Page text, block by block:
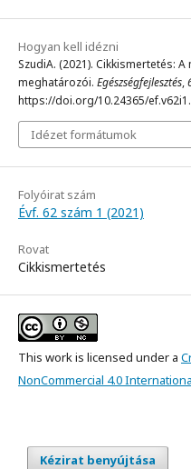
Hogyan kell idézni
SzudiA. (2021). Cikkismertetés:
meghatározói. Egészségfejlesztés,
https://doi.org/10.24365/
Idézet formátumok
Folyóirat szám
Évf. 62 szám 1 (2021)
Rovat
Cikkismertetés
This work is licensed under a
NonCommercial 4.0
Kézirat benyújtása